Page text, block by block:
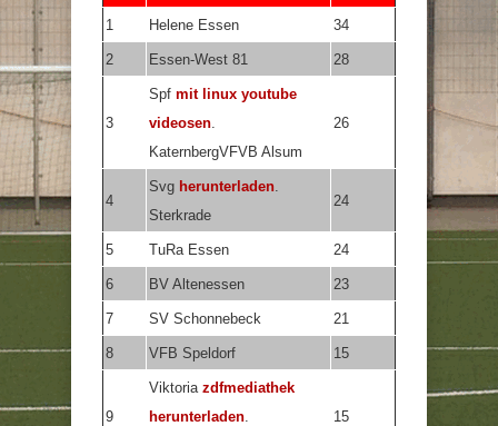
1 Helene Essen 34
2 Essen-West 81 28
3
Spf mit linux youtube
videosen
KaternbergVFVB Alsum
26
4
Svg herunterladen
Sterkrade
24
5 TuRa Essen 24
6 BV Altenessen 23
7 SV Schonnebeck 21
8 VFB Speldorf 15
9
Viktoria zdfmediathek
herunterladen
15